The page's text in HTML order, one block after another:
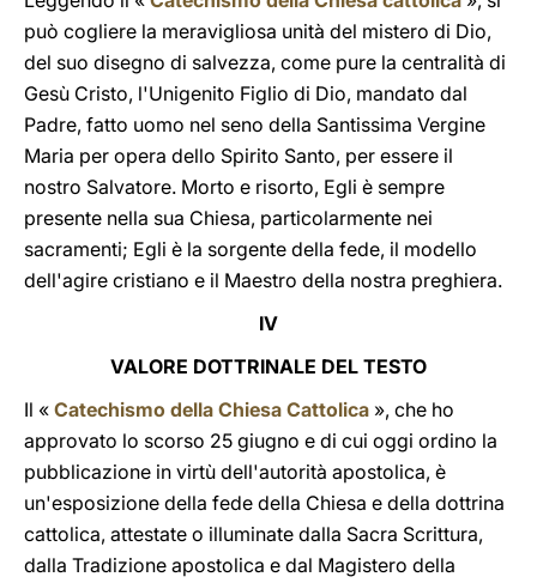
può cogliere la meravigliosa unità del mistero di Dio,
del suo disegno di salvezza, come pure la centralità di
Gesù Cristo, l'Unigenito Figlio di Dio, mandato dal
Padre, fatto uomo nel seno della Santissima Vergine
Maria per opera dello Spirito Santo, per essere il
nostro Salvatore. Morto e risorto, Egli è sempre
presente nella sua Chiesa, particolarmente nei
sacramenti; Egli è la sorgente della fede, il modello
dell'agire cristiano e il Maestro della nostra preghiera.
IV
VALORE DOTTRINALE DEL TESTO
Il « Catechismo della Chiesa Cattolica », che ho
approvato lo scorso 25 giugno e di cui oggi ordino la
pubblicazione in virtù dell'autorità apostolica, è
un'esposizione della fede della Chiesa e della dottrina
cattolica, attestate o illuminate dalla Sacra Scrittura,
dalla Tradizione apostolica e dal Magistero della